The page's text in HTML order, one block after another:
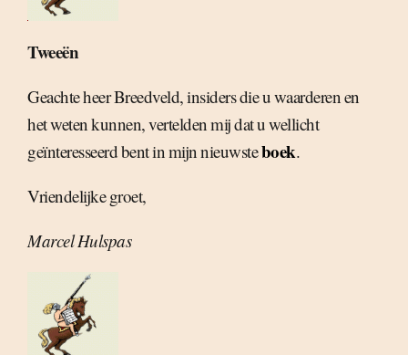
Tweeën
Geachte heer Breedveld, insiders die u waarderen en
het weten kunnen, vertelden mij dat u wellicht
geïnteresseerd bent in mijn nieuwsteboek.
Vriendelijke groet,
Marcel Hulspas